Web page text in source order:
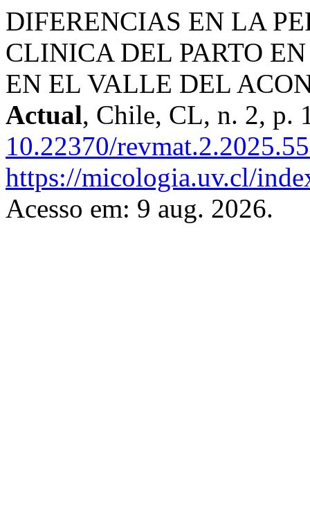
DIFERENCIAS EN LA
CLINICA DEL PARTO
EN EL VALLE DEL
Actual, Chile, CL, n. 2, p.
10.22370/
https://micologia.uv.cl/
Acesso em: 9 aug. 2026.